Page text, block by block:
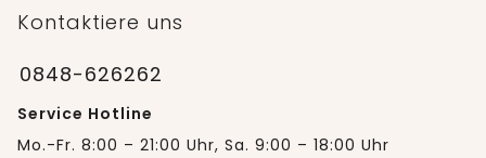
Kontaktiere uns
0848-626262
Service Hotline
Mo.-Fr. 8:00 – 21:00 Uhr, Sa. 9:00 – 18:00 Uhr